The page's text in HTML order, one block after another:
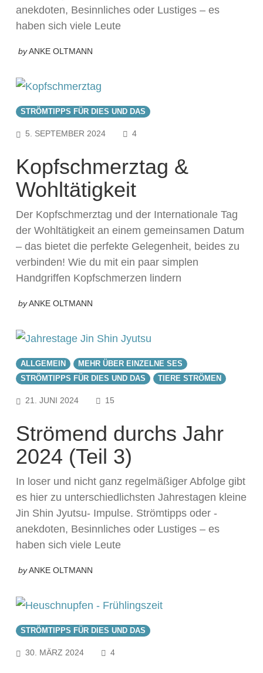
anekdoten, Besinnliches oder Lustiges – es
haben sich viele Leute
byANKE OLTMANN
STRÖMTIPPS FÜR DIES UND DAS
5. SEPTEMBER 2024 4
Kopfschmerztag &
Wohltätigkeit
Der Kopfschmerztag und der Internationale Tag
der Wohltätigkeit an einem gemeinsamen Datum
– das bietet die perfekte Gelegenheit, beides zu
verbinden! Wie du mit ein paar simplen
Handgriffen Kopfschmerzen lindern
byANKE OLTMANN
ALLGEMEIN
MEHR ÜBER EINZELNE SES
STRÖMTIPPS FÜR DIES UND DAS
TIERE STRÖMEN
21. JUNI 2024 15
Strömend durchs Jahr
2024 (Teil 3)
In loser und nicht ganz regelmäßiger Abfolge gibt
es hier zu unterschiedlichsten Jahrestagen kleine
Jin Shin Jyutsu- Impulse. Strömtipps oder -
anekdoten, Besinnliches oder Lustiges – es
haben sich viele Leute
byANKE OLTMANN
STRÖMTIPPS FÜR DIES UND DAS
30. MÄRZ 2024 4